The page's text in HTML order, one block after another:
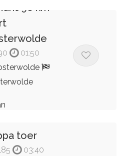
90 km
01:50
toer
03:40